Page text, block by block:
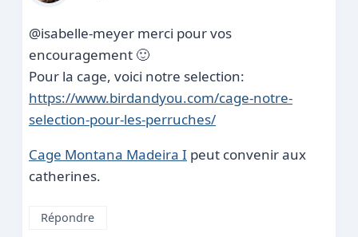
@isabelle-meyer merci pour vos
encouragement 🙂
Pour la cage, voici notre selection:
https://www.birdandyou.com/cage-notre-
selection-pour-les-perruches/
Cage Montana Madeira I peut convenir aux
catherines.
Répondre